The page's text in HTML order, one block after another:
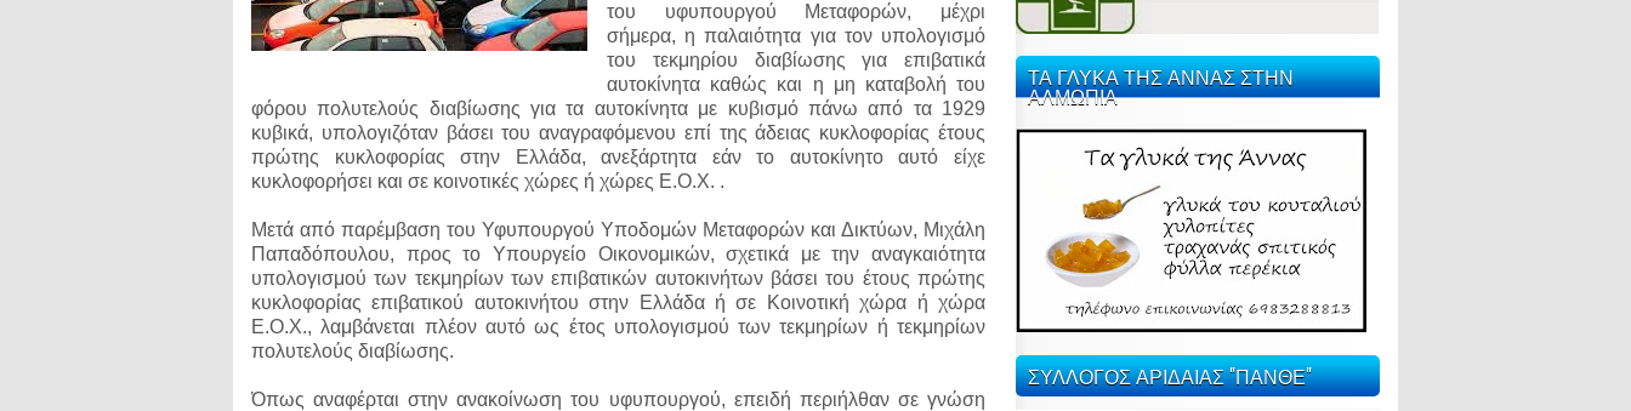
του υφυπουργού Μεταφορών, μέχρι
σήμερα, η παλαιότητα για τον υπολογισμό
του τεκμηρίου διαβίωσης για επιβατικά
αυτοκίνητα καθώς και η μη καταβολή του
φόρου πολυτελούς διαβίωσης για τα αυτοκίνητα με κυβισμό πάνω από τα 1929
κυβικά, υπολογιζόταν βάσει του αναγραφόμενου επί της άδειας κυκλοφορίας έτους
πρώτης κυκλοφορίας στην Ελλάδα, ανεξάρτητα εάν το αυτοκίνητο αυτό είχε
κυκλοφορήσει και σε κοινοτικές χώρες ή χώρες Ε.Ο.Χ. .
Μετά από παρέμβαση του Υφυπουργού Υποδομών Μεταφορών και Δικτύων, Μιχάλη
Παπαδόπουλου, προς το Υπουργείο Οικονομικών, σχετικά με την αναγκαιότητα
υπολογισμού των τεκμηρίων των επιβατικών αυτοκινήτων βάσει του έτους πρώτης
κυκλοφορίας επιβατικού αυτοκινήτου στην Ελλάδα ή σε Κοινοτική χώρα ή χώρα
Ε.Ο.Χ., λαμβάνεται πλέον αυτό ως έτος υπολογισμού των τεκμηρίων ή τεκμηρίων
πολυτελούς διαβίωσης.
Όπως αναφέρται στην ανακοίνωση του υφυπουργού, επειδή περιήλθαν σε γνώση
ΤΑ ΓΛΥΚΑ ΤΗΣ ΑΝΝΑΣ ΣΤΗΝ
ΑΛΜΩΠΙΑ
ΣΥΛΛΟΓΟΣ ΑΡΙΔΑΙΑΣ "ΠΑΝΘΕ"